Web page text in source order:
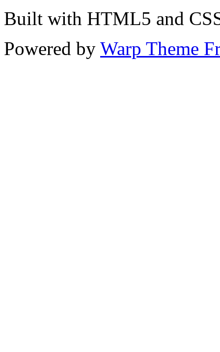
Built with HTML5 and
Powered by Warp Theme